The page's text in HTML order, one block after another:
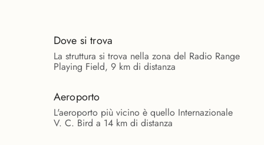
Dove si trova
La struttura si trova nella zona del Radio Range
Playing Field, 9 km di distanza
Aeroporto
L'aeroporto più vicino è quello Internazionale
V. C. Bird a 14 km di distanza